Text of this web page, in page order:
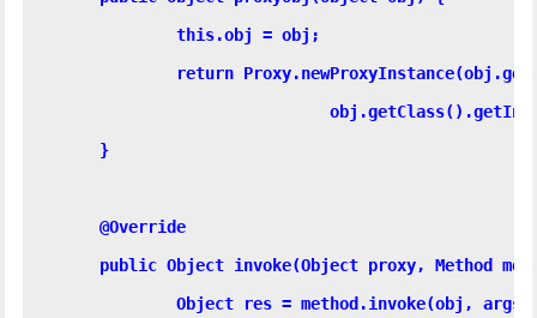
		this.obj = obj;
return
				obj.getClass().getInterfaces(), this);
	@Override
		Object res = method.invoke(obj, args);